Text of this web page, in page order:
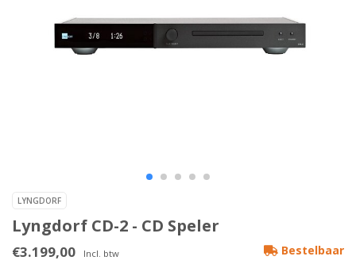
LYNGDORF
Lyngdorf CD-2 - CD Speler
€3.199,00 Incl. btw Bestelbaar